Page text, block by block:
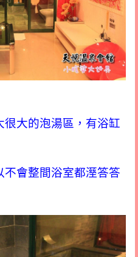
大的泡湯區，有浴缸
會整間浴室都溼答答